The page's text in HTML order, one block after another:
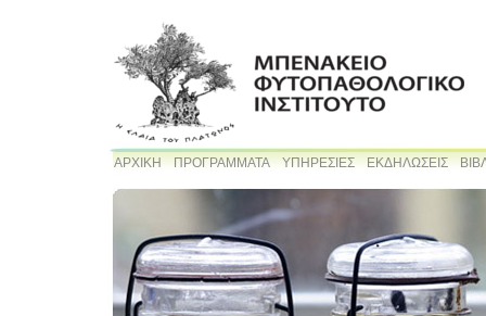
ΑΡΧΙΚΗ ΠΡΟΓΡΑΜΜΑΤΑ ΥΠΗΡΕΣΙΕΣ ΕΚΔΗΛΩΣΕΙΣ